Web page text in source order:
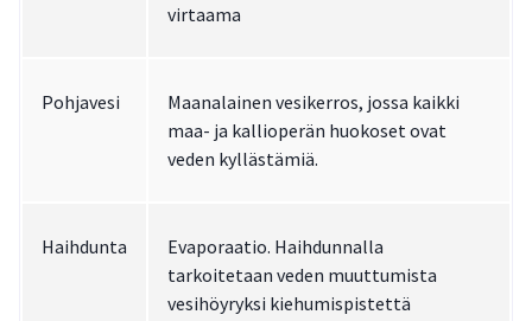
virtaama
Pohjavesi
Maanalainen vesikerros, jossa kaikki
maa- ja kallioperän huokoset ovat
veden kyllästämiä.
Haihdunta
Evaporaatio. Haihdunnalla
tarkoitetaan veden muuttumista
vesihöyryksi kiehumispistettä